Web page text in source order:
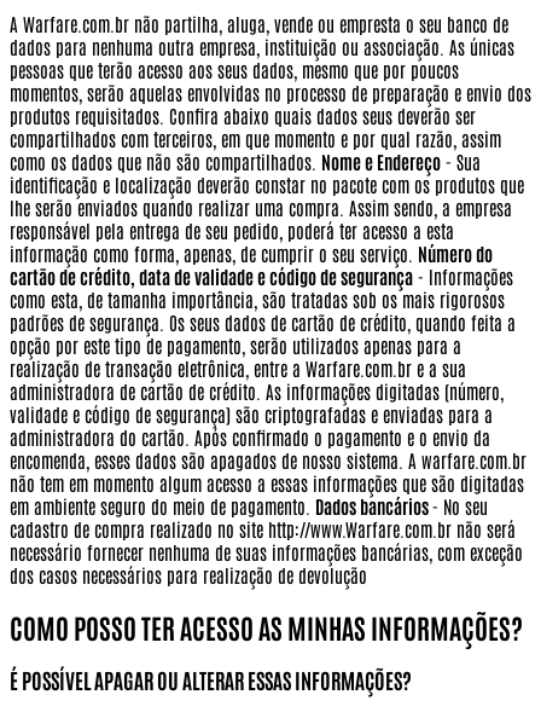
A Warfare.com.br não partilha, aluga, vende ou empresta o seu banco de
dados para nenhuma outra empresa, instituição ou associação. As únicas
pessoas que terão acesso aos seus dados, mesmo que por poucos
momentos, serão aquelas envolvidas no processo de preparação e envio dos
produtos requisitados. Confira abaixo quais dados seus deverão ser
compartilhados com terceiros, em que momento e por qual razão, assim
como os dados que não são compartilhados. Nome e Endereço - Sua
identificação e localização deverão constar no pacote com os produtos que
lhe serão enviados quando realizar uma compra. Assim sendo, a empresa
responsável pela entrega de seu pedido, poderá ter acesso a esta
informação como forma, apenas, de cumprir o seu serviço. Número do
cartão de crédito, data de validade e código de segurança - Informações
como esta, de tamanha importância, são tratadas sob os mais rigorosos
padrões de segurança. Os seus dados de cartão de crédito, quando feita a
opção por este tipo de pagamento, serão utilizados apenas para a
realização de transação eletrônica, entre a Warfare.com.br e a sua
administradora de cartão de crédito. As informações digitadas (número,
validade e código de segurança) são criptografadas e enviadas para a
administradora do cartão. Após confirmado o pagamento e o envio da
encomenda, esses dados são apagados de nosso sistema. A warfare.com.br
não tem em momento algum acesso a essas informações que são digitadas
em ambiente seguro do meio de pagamento. Dados bancários- No seu
cadastro de compra realizado no site http://www.Warfare.com.br não será
necessário fornecer nenhuma de suas informações bancárias, com exceção
dos casos necessários para realização de devolução
COMO POSSO TER ACESSO AS MINHAS INFORMAÇÕES?
É POSSÍVEL APAGAR OU ALTERAR ESSAS INFORMAÇÕES?